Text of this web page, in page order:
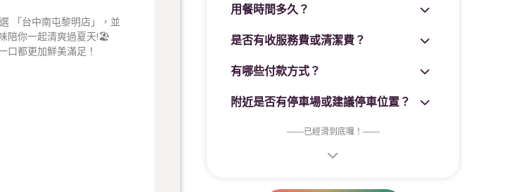
「台中南屯黎明店」，並
陪你一起清爽過夏天!🏖️
口都更加鮮美滿足！
用餐時間多久？
是否有收服務費或清潔費？
有哪些付款方式？
附近是否有停車場或建議停車位置？
——已經滑到底囉！ ——